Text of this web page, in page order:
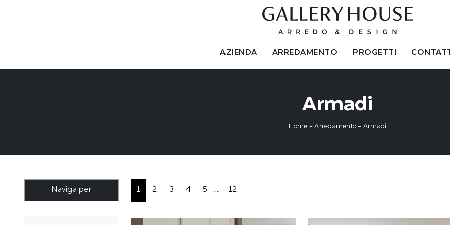
AZIENDA ARREDAMENTO PROGETTI
Armadi
Home -Arredamento - Armadi
1 2 3 4 5 .... 12
Naviga per